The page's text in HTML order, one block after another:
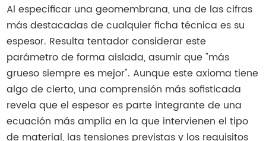
Al especificar una geomembrana, una de las cifras
más destacadas de cualquier ficha técnica es su
espesor. Resulta tentador considerar este
parámetro de forma aislada, asumir que "más
grueso siempre es mejor". Aunque este axioma tiene
algo de cierto, una comprensión más sofisticada
revela que el espesor es parte integrante de una
ecuación más amplia en la que intervienen el tipo
de material, las tensiones previstas y los requisitos